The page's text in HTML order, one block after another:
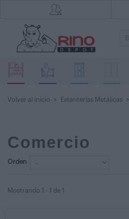
Volver al inicio > Estanterías Metálicas >
Comercio
Orden
Mostrando 1 - 1 de 1